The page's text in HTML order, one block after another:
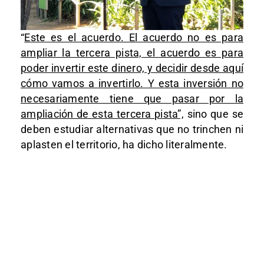
“Este es el acuerdo. El acuerdo no es para
ampliar la tercera pista, el acuerdo es para
poder invertir este dinero, y decidir desde aquí
cómo vamos a invertirlo. Y esta inversión no
necesariamente tiene que pasar por la
ampliación de esta tercera pista”, sino que se
deben estudiar alternativas que no trinchen ni
aplasten el territorio, ha dicho literalmente.